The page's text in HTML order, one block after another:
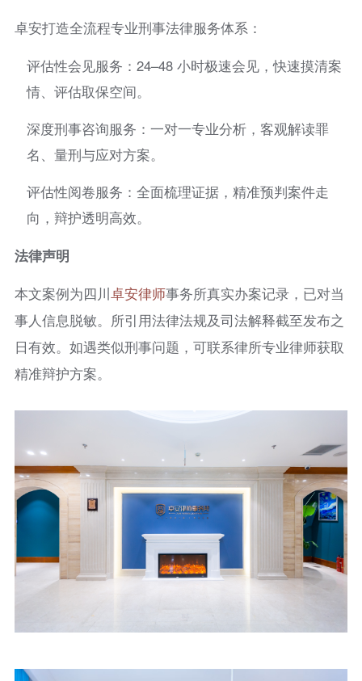
卓安打造全流程专业刑事法律服务体系：
评估性会见服务：24–48 小时极速会见，快速摸清案
情、评估取保空间。
深度刑事咨询服务：一对一专业分析，客观解读罪
名、量刑与应对方案。
评估性阅卷服务：全面梳理证据，精准预判案件走
向，辩护透明高效。
法律声明
本文案例为四川卓安律师事务所真实办案记录，已对当
事人信息脱敏。所引用法律法规及司法解释截至发布之
日有效。如遇类似刑事问题，可联系律所专业律师获取
精准辩护方案。